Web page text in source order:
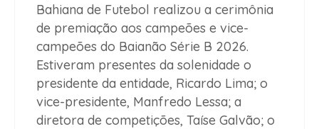
Bahiana de Futebol realizou a cerimônia
de premiação aos campeões e vice-
campeões do Baianão Série B 2026.
Estiveram presentes da solenidade o
presidente da entidade, Ricardo Lima; o
vice-presidente, Manfredo Lessa; a
diretora de competições, Taíse Galvão; o